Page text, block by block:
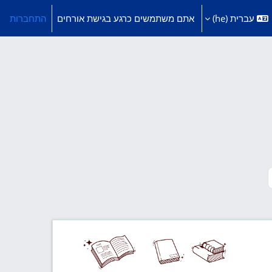
עברית ‎(he)‎ אתם משתמשים כרגע בגישת אורחים התחברות
הבא